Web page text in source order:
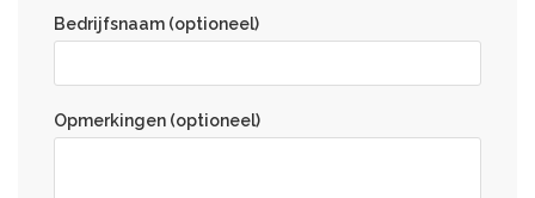
Bedrijfsnaam (optioneel)
Opmerkingen (optioneel)